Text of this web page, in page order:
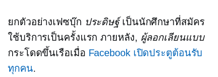
ยกตัวอย่างเฟซบุ๊ก ประดิษฐ์ เป็นนักศึกษาที่สมัคร
ใช้บริการเป็นครั้งแรก ภายหลัง, ผู้ลอกเลียนแบบ
กระโดดขึ้นเรือเมื่อ Facebook เปิดประตูต้อนรับ
ทุกคน.